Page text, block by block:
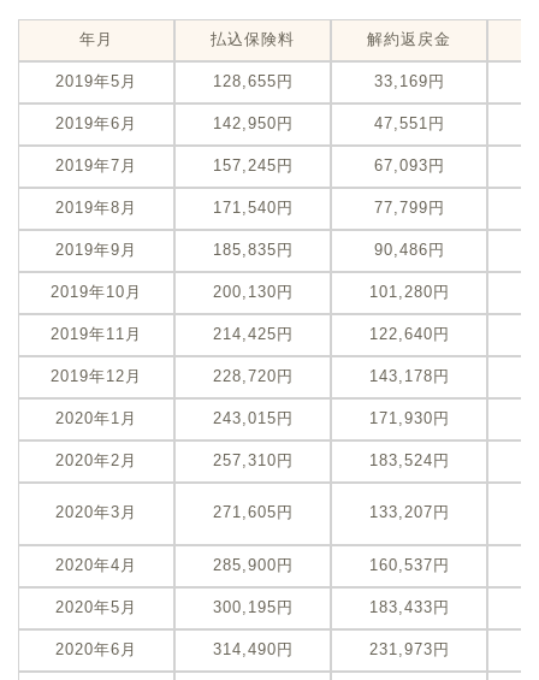
年月 払込保険料 解約返戻金
2019年5月 128,655円 33,169円
2019年6月 142,950円 47,551円
2019年7月 157,245円 67,093円
2019年8月 171,540円 77,799円
2019年9月 185,835円 90,486円
2019年10月 200,130円 101,280円
2019年11月 214,425円 122,640円
2019年12月 228,720円 143,178円
2020年1月 243,015円 171,930円
2020年2月 257,310円 183,524円
2020年3月 271,605円 133,207円
2020年4月 285,900円 160,537円
2020年5月 300,195円 183,433円
2020年6月 314,490円 231,973円